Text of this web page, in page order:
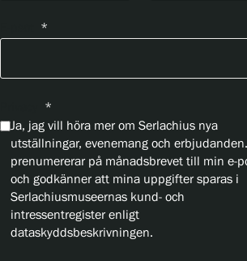
*
*
Ja, jag vill höra mer om Serlachius nya
utställningar, evenemang och
prenumererar på månadsbrevet till min e-
och godkänner att mina uppgifter sparas i
Serlachiusmuseernas kund- och
intressentregister enligt
dataskyddsbeskrivningen.